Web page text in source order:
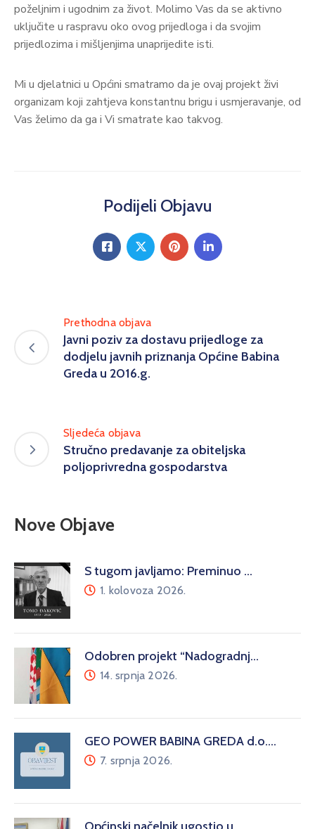
poželjnim i ugodnim za život. Molimo Vas da se aktivno
uključite u raspravu oko ovog prijedloga i da svojim
prijedlozima i mišljenjima unaprijedite isti.
Mi u djelatnici u Općini smatramo da je ovaj projekt živi
organizam koji zahtjeva konstantnu brigu i usmjeravanje, od
Vas želimo da ga i Vi smatrate kao takvog.
Podijeli Objavu
Prethodna objava
Javni poziv za dostavu prijedloge za
dodjelu javnih priznanja Općine Babina
Greda u 2016.g.
Sljedeća objava
Stručno predavanje za obiteljska
poljoprivredna gospodarstva
Nove Objave
S tugom javljamo: Preminuo …
1. kolovoza 2026.
Odobren projekt “Nadogradnj…
14. srpnja 2026.
GEO POWER BABINA GREDA d.o.…
7. srpnja 2026.